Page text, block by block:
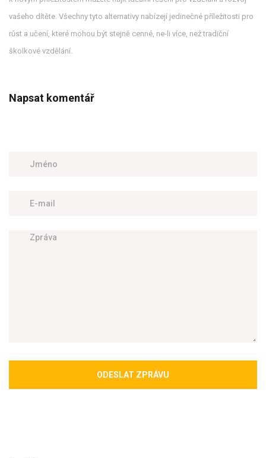
vašeho dítěte. Všechny tyto alternativy nabízejí jedinečné příležitosti pro
růst a učení, které mohou být stejně cenné, ne-li více, než tradiční
školkové vzdělání.
Napsat komentář
ODESLAT ZPRÁVU